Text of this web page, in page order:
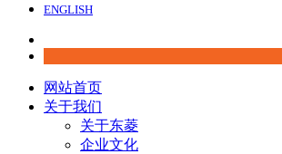
ENGLISH
网站首页
关于我们
关于东菱
企业文化